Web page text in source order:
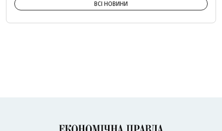
ВСІ НОВИНИ